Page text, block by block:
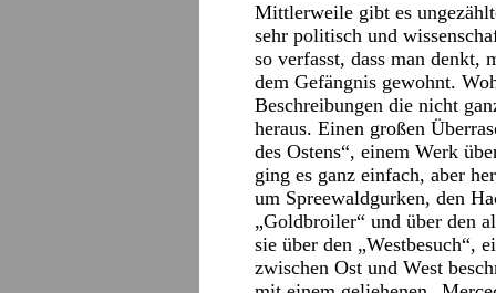
Mittlerweile gibt es
sehr politisch und
so verfasst, dass man denkt,
dem Gefängnis gewohnt.
Beschreibungen die nicht
heraus. Einen großen
des Ostens“, einem Werk
ging es ganz einfach, aber
um Spreewaldgurken, den
„Goldbroiler“ und über den
sie über den „Westbesuch“,
zwischen Ost und West